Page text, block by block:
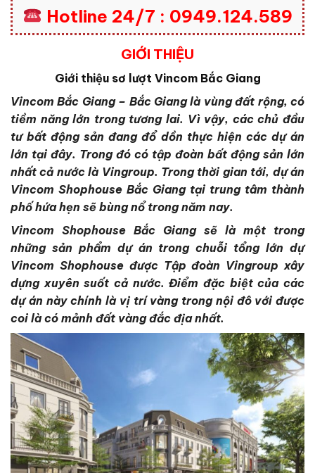
Hotline 24/7 : 0949.124.589
GIỚI THIỆU
Giới thiệu sơ lượt Vincom Bắc Giang
Vincom Bắc Giang – Bắc Giang là vùng đất rộng, có
tiềm năng lớn trong tương lai. Vì vậy, các chủ đầu
tư bất động sản đang đổ dồn thực hiện các dự án
lớn tại đây. Trong đó có tập đoàn bất động sản lớn
nhất cả nước là Vingroup. Trong thời gian tới, dự án
Vincom Shophouse Bắc Giang tại trung tâm thành
phố hứa hẹn sẽ bùng nổ trong năm nay.
Vincom Shophouse Bắc Giang sẽ là một trong
những sản phẩm dự án trong chuỗi tổng lớn dự
Vincom Shophouse được Tập đoàn Vingroup xây
dựng xuyên suốt cả nước. Điểm đặc biệt của các
dự án này chính là vị trí vàng trong nội đô với được
coi là có mảnh đất vàng đắc địa nhất.